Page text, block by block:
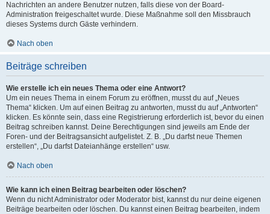
Nachrichten an andere Benutzer nutzen, falls diese von der Board-
Administration freigeschaltet wurde. Diese Maßnahme soll den Missbrauch
dieses Systems durch Gäste verhindern.
Nach oben
Beiträge schreiben
Wie erstelle ich ein neues Thema oder eine Antwort?
Um ein neues Thema in einem Forum zu eröffnen, musst du auf „Neues
Thema“ klicken. Um auf einen Beitrag zu antworten, musst du auf „Antworten“
klicken. Es könnte sein, dass eine Registrierung erforderlich ist, bevor du einen
Beitrag schreiben kannst. Deine Berechtigungen sind jeweils am Ende der
Foren- und der Beitragsansicht aufgelistet. Z. B. „Du darfst neue Themen
erstellen“, „Du darfst Dateianhänge erstellen“ usw.
Nach oben
Wie kann ich einen Beitrag bearbeiten oder löschen?
Wenn du nicht Administrator oder Moderator bist, kannst du nur deine eigenen
Beiträge bearbeiten oder löschen. Du kannst einen Beitrag bearbeiten, indem